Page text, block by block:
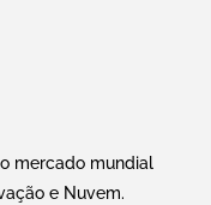
mercado mundial
e Nuvem.